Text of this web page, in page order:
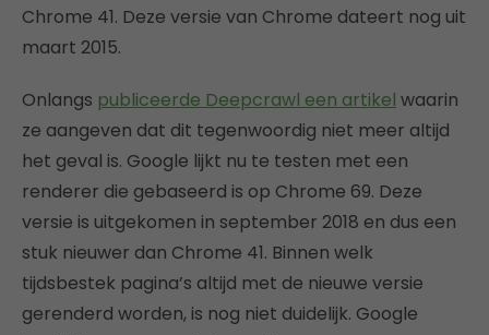
Chrome 41. Deze versie van Chrome dateert nog uit
maart 2015.
Onlangs publiceerde Deepcrawl een artikel waarin
ze aangeven dat dit tegenwoordig niet meer altijd
het geval is. Google lijkt nu te testen met een
renderer die gebaseerd is op Chrome 69. Deze
versie is uitgekomen in september 2018 en dus een
stuk nieuwer dan Chrome 41. Binnen welk
tijdsbestek pagina’s altijd met de nieuwe versie
gerenderd worden, is nog niet duidelijk. Google